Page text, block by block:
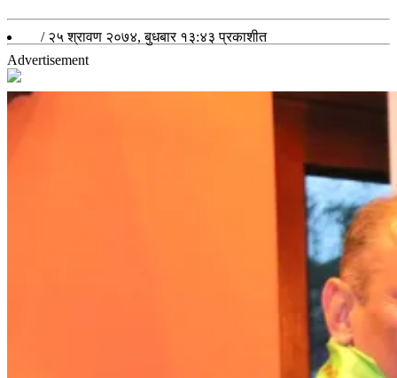
/ २५ श्रावण २०७४, बुधबार १३:४३ प्रकाशीत
Advertisement